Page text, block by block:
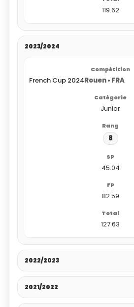
119.62
2023/2024
French Cup 2024Rouen • FRA
Junior
8
45.04
82.59
127.63
2022/2023
2021/2022